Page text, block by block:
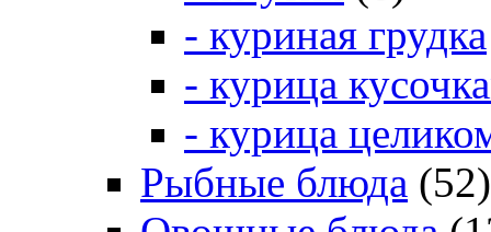
- куриная грудка
- курица
- курица
Рыбные блюда (52)